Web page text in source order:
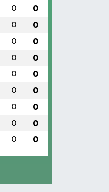
0 0
0 0
0 0
0 0
0 0
0 0
0 0
0 0
0 0